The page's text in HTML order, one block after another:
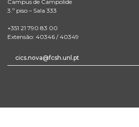
Campus de Campolide
3.º piso – Sala 333
+351 21 790 83 00
Extensão: 40346 / 40349
cics.nova@fcsh.unl.pt